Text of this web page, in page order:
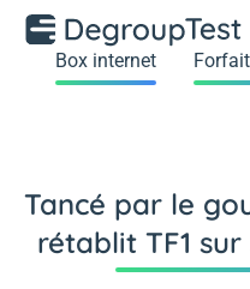
Box internet
Tancé par le
rétablit TF1